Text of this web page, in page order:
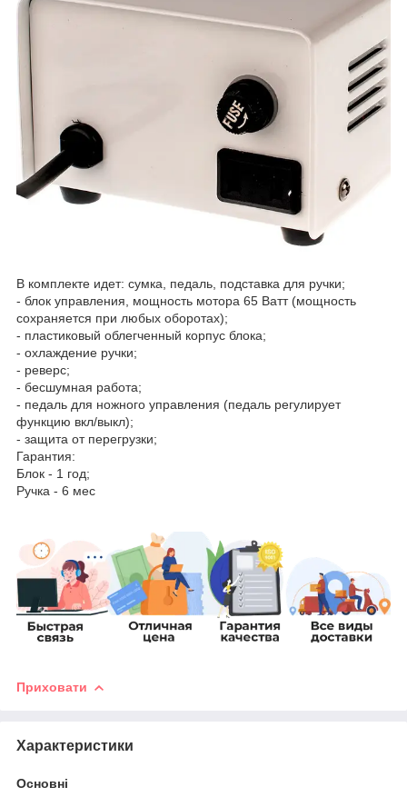
В комплекте идет: сумка, педаль, подставка для ручки;
- блок управления, мощность мотора 65 Ватт (мощность
сохраняется при любых оборотах);
- пластиковый облегченный корпус блока;
- охлаждение ручки;
- реверс;
- бесшумная работа;
- педаль для ножного управления (педаль регулирует
функцию вкл/выкл);
- защита от перегрузки;
Гарантия:
Блок - 1 год;
Ручка - 6 мес
Приховати
Характеристики
Основні